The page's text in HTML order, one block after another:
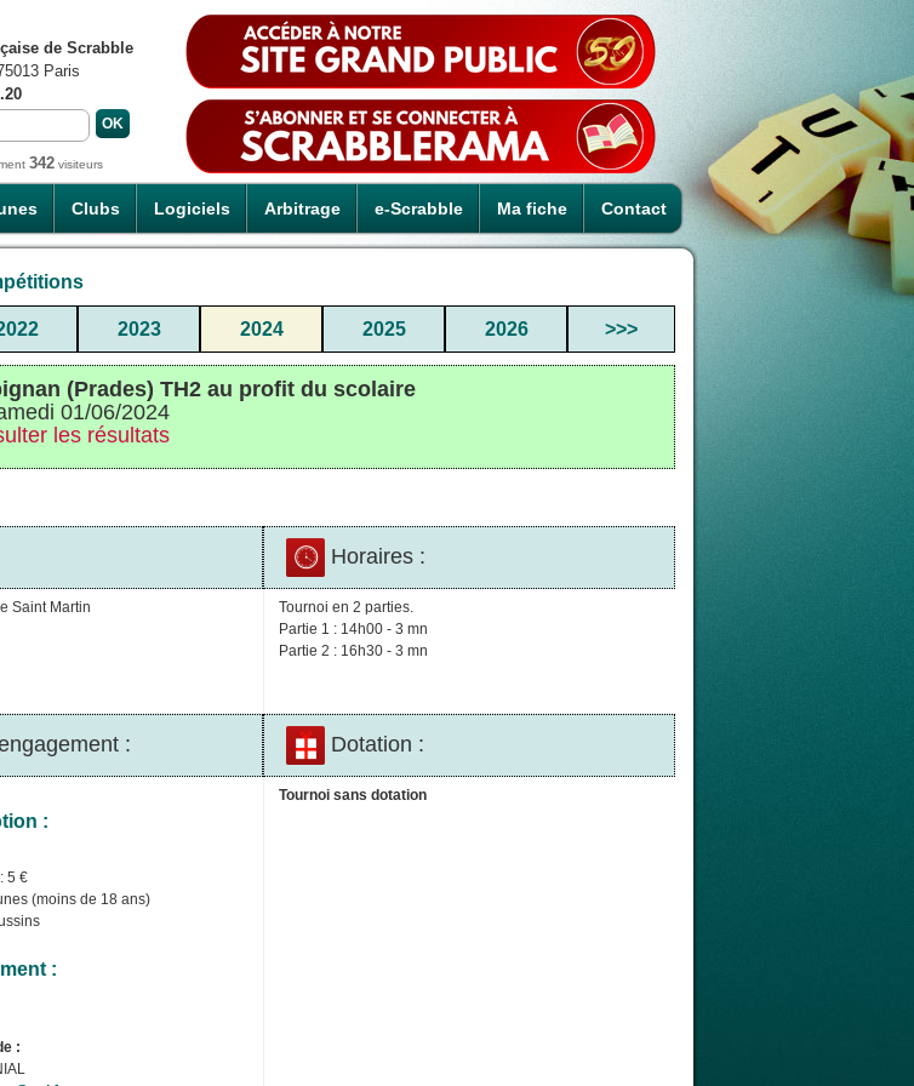
Clubs Logiciels Arbitrage e-Scrabble Ma fiche Contact
de Scrabble
Paris
342 visiteurs
2023 2024 2025 2026 >>>
(Prades) TH2 au profit du scolaire
01/06/2024
les résultats
Horaires :
Saint Martin
Tournoi en 2 parties.
Partie 1 : 14h00 - 3 mn
Partie 2 : 16h30 - 3 mn
: Dotation :
:
5 €
(moins de 18 ans)
:
:
Tournoi sans dotation